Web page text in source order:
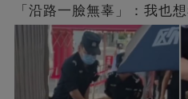
「沿路一臉無辜」：我也